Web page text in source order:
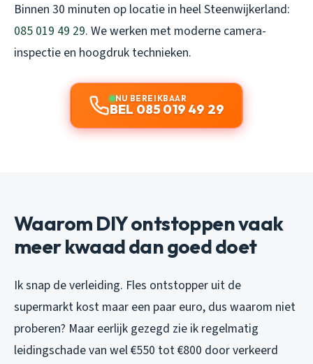
Binnen 30 minuten op locatie in heel Steenwijkerland:
085 019 49 29. We werken met moderne camera-
inspectie en hoogdruk technieken.
NU BEREIKBAAR
BEL 085 019 49 29
Waarom DIY ontstoppen vaak
meer kwaad dan goed doet
Ik snap de verleiding. Fles ontstopper uit de
supermarkt kost maar een paar euro, dus waarom niet
proberen? Maar eerlijk gezegd zie ik regelmatig
leidingschade van wel €550 tot €800 door verkeerd